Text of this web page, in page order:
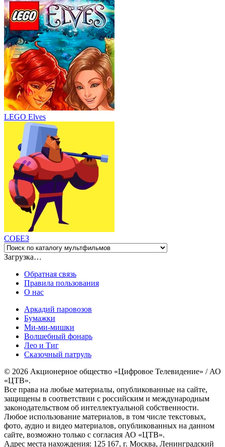
LEGO Elves
СОБЕЗ
Загрузка…
Обратная связь
Правила пользования
О нас
Аркадий паровозов
Бумажки
Ми-ми-мишки
Волшебный фонарь
Лео и Тиг
Сказочный патруль
© 2026 Акционерное общество «Цифровое Телевидение» / АО
«ЦТВ».
Все права на любые материалы, опубликованные на сайте,
защищены в соответствии с российским и международным
законодательством об интеллектуальной собственности.
Любое использование материалов, в том числе текстовых,
фото, аудио и видео материалов, опубликованных на данном
сайте, возможно только с согласия АО «ЦТВ».
Адрес места нахождения: 125 167, г. Москва, Ленинградский